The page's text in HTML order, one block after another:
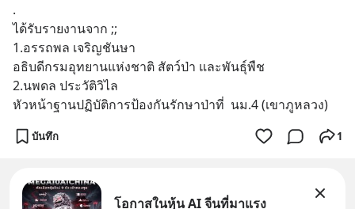
.
ได้รับรายงานจาก ;;
1.อรรถพล เจริญชันษา
อธิบดีกรมอุทยานแห่งชาติ สัตว์ป่า และพันธุ์พืช
2.นพดล ประวัติวิไล
หัวหน้าฐานปฏิบัติการป้องกันรักษาป่าที่  นม.4 (เขาภูหลวง)
บันทึก 1
โอกาสในหุ้น AI จีนที่มาแรง